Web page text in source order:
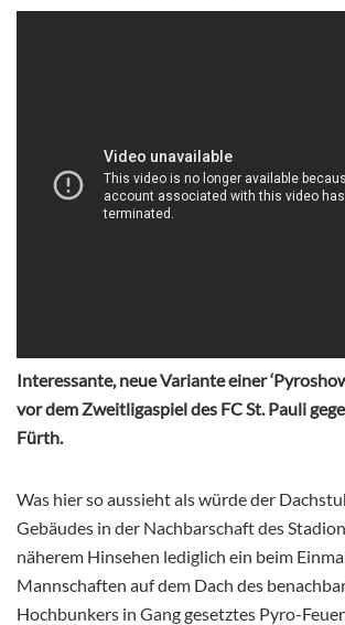
Interessante, neue Variante einer
vor dem Zweitligaspiel des FC St. Pauli
Fürth.
Was hier so aussieht als würde der
Gebäudes in der Nachbarschaft des
näherem Hinsehen lediglich ein beim
Mannschaften auf dem Dach des
Hochbunkers in Gang gesetztes Pyro-